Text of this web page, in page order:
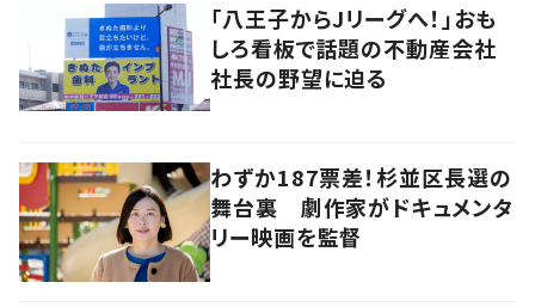
「八王子からJリーグへ！」おも
しろ看板で話題の不動産会社
社長の野望に迫る
わずか187票差！杉並区長選の
舞台裏 劇作家がドキュメンタ
リー映画を監督